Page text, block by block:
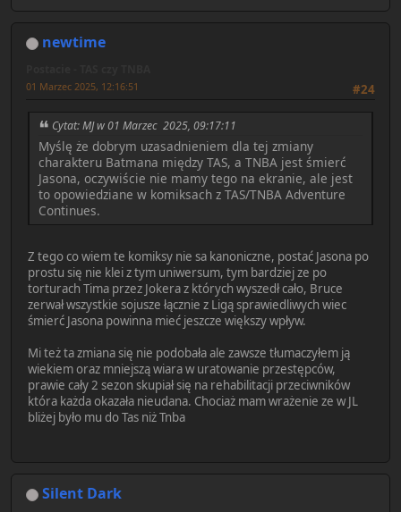
newtime
#24
01 Marzec 2025, 12:16:51
Cytat: MJ w 01 Marzec 2025, 09:17:11
Myślę że dobrym uzasadnieniem dla tej zmiany
charakteru Batmana między TAS, a TNBA jest śmierć
Jasona, oczywiście nie mamy tego na ekranie, ale jest
to opowiedziane w komiksach z TAS/TNBA Adventure
Continues.
Z tego co wiem te komiksy nie sa kanoniczne, postać Jasona po
prostu się nie klei z tym uniwersum, tym bardziej ze po
torturach Tima przez Jokera z których wyszedł cało, Bruce
zerwał wszystkie sojusze łącznie z Ligą sprawiedliwych wiec
śmierć Jasona powinna mieć jeszcze większy wpływ.
Mi też ta zmiana się nie podobała ale zawsze tłumaczyłem ją
wiekiem oraz mniejszą wiara w uratowanie przestępców,
prawie cały 2 sezon skupiał się na rehabilitacji przeciwników
która każda okazała nieudana. Chociaż mam wrażenie ze w JL
bliżej było mu do Tas niż Tnba
Silent Dark